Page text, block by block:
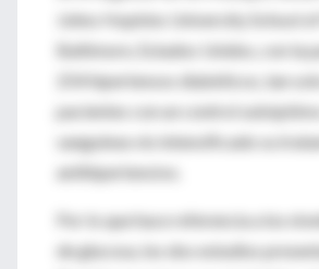
Johns Hopkins University School
Baltimore, Estados Unidos, con la
254 hipertensos diabéticos, tan
pacientes con un control
sanguínea vio intensificado su
antihipertensivo.
Por lo que hace referencia a los
de glucosa, los dos estudios